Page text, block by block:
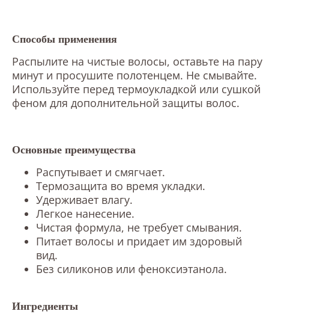
Способы применения
Распылите на чистые волосы, оставьте на пару
минут и просушите полотенцем. Не смывайте.
Используйте перед термоукладкой или сушкой
феном для дополнительной защиты волос.
Основные преимущества
Распутывает и смягчает.
Термозащита во время укладки.
Удерживает влагу.
Легкое нанесение.
Чистая формула, не требует смывания.
Питает волосы и придает им здоровый
вид.
Без силиконов или феноксиэтанола.
Ингредиенты